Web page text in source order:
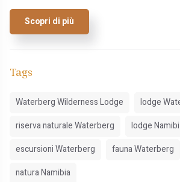
Scopri di più
Tags
Waterberg Wilderness Lodge
lodge
riserva naturale Waterberg
lodge
escursioni Waterberg
fauna Waterberg
natura Namibia